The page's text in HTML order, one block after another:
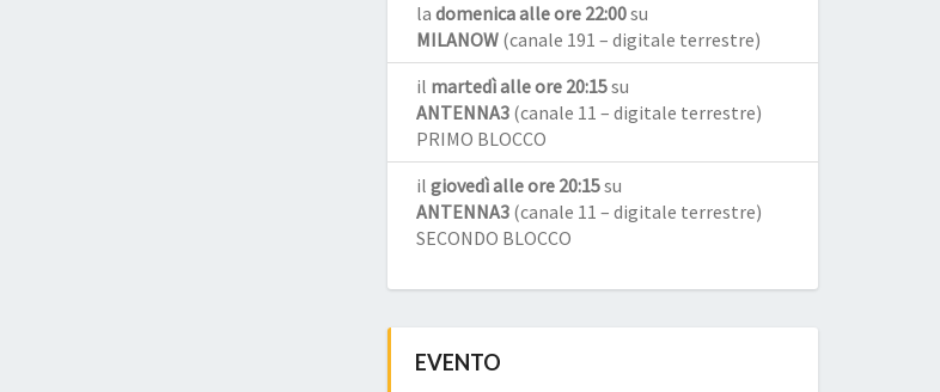
la domenica alle ore 22:00su
MILANOW (canale 191 – digitale terrestre)
il martedì alle ore 20:15su
ANTENNA3 (canale 11 – digitale terrestre)
PRIMO BLOCCO
il giovedì alle ore 20:15su
ANTENNA3 (canale 11 – digitale terrestre)
SECONDO BLOCCO
EVENTO